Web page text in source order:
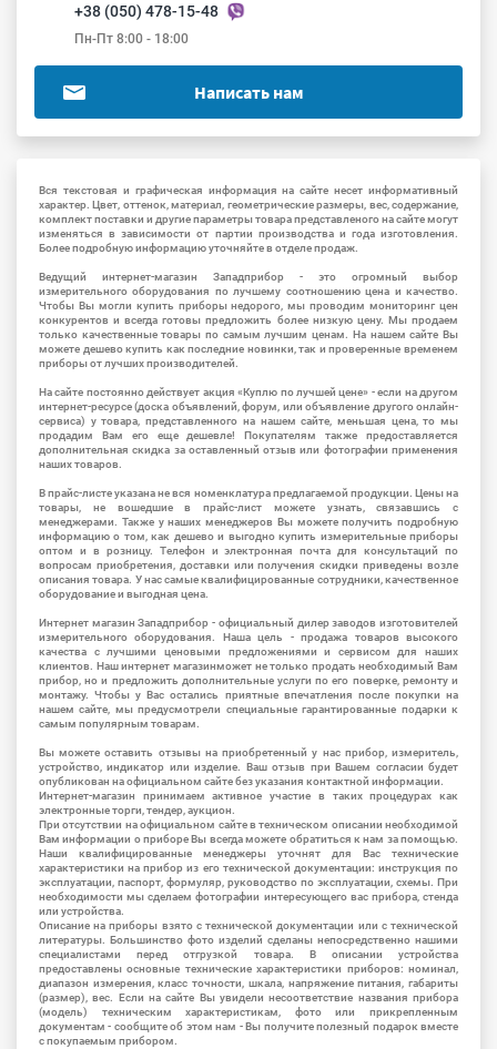
+38 (050) 478-15-48
Пн-Пт 8:00 - 18:00
Написать нам
Вся текстовая и графическая информация на сайте несет информативный
характер. Цвет, оттенок, материал, геометрические размеры, вес, содержание,
комплект поставки и другие параметры товара представленого на сайте могут
изменяться в зависимости от партии производства и года изготовления.
Более подробную информацию уточняйте в отделе продаж.
Ведущий интернет-магазин Западприбор - это огромный выбор
измерительного оборудования по лучшему соотношению цена и качество.
Чтобы Вы могли купить приборы недорого, мы проводим мониторинг цен
конкурентов и всегда готовы предложить более низкую цену. Мы продаем
только качественные товары по самым лучшим ценам. На нашем сайте Вы
можете дешево купить как последние новинки, так и проверенные временем
приборы от лучших производителей.
На сайте постоянно действует акция «Куплю по лучшей цене» - если на другом
интернет-ресурсе (доска объявлений, форум, или объявление другого онлайн-
сервиса) у товара, представленного на нашем сайте, меньшая цена, то мы
продадим Вам его еще дешевле! Покупателям также предоставляется
дополнительная скидка за оставленный отзыв или фотографии применения
наших товаров.
В прайс-листе указана не вся номенклатура предлагаемой продукции. Цены на
товары, не вошедшие в прайс-лист можете узнать, связавшись с
менеджерами. Также у наших менеджеров Вы можете получить подробную
информацию о том, как дешево и выгодно купить измерительные приборы
оптом и в розницу. Телефон и электронная почта для консультаций по
вопросам приобретения, доставки или получения скидки приведены возле
описания товара. У нас самые квалифицированные сотрудники, качественное
оборудование и выгодная цена.
Интернет магазин Западприбор - официальный дилер заводов изготовителей
измерительного оборудования. Наша цель - продажа товаров высокого
качества с лучшими ценовыми предложениями и сервисом для наших
клиентов. Наш интернет магазинможет не только продать необходимый Вам
прибор, но и предложить дополнительные услуги по его поверке, ремонту и
монтажу. Чтобы у Вас остались приятные впечатления после покупки на
нашем сайте, мы предусмотрели специальные гарантированные подарки к
самым популярным товарам.
Вы можете оставить отзывы на приобретенный у нас прибор, измеритель,
устройство, индикатор или изделие. Ваш отзыв при Вашем согласии будет
опубликован на официальном сайте без указания контактной информации.
Интернет-магазин принимаем активное участие в таких процедурах как
электронные торги, тендер, аукцион.
При отсутствии на официальном сайте в техническом описании необходимой
Вам информации о приборе Вы всегда можете обратиться к нам за помощью.
Наши квалифицированные менеджеры уточнят для Вас технические
характеристики на прибор из его технической документации: инструкция по
эксплуатации, паспорт, формуляр, руководство по эксплуатации, схемы. При
необходимости мы сделаем фотографии интересующего вас прибора, стенда
или устройства.
Описание на приборы взято с технической документации или с технической
литературы. Большинство фото изделий сделаны непосредственно нашими
специалистами перед отгрузкой товара. В описании устройства
предоставлены основные технические характеристики приборов: номинал,
диапазон измерения, класс точности, шкала, напряжение питания, габариты
(размер), вес. Если на сайте Вы увидели несоответствие названия прибора
(модель) техническим характеристикам, фото или прикрепленным
документам - сообщите об этом нам - Вы получите полезный подарок вместе
с покупаемым прибором.